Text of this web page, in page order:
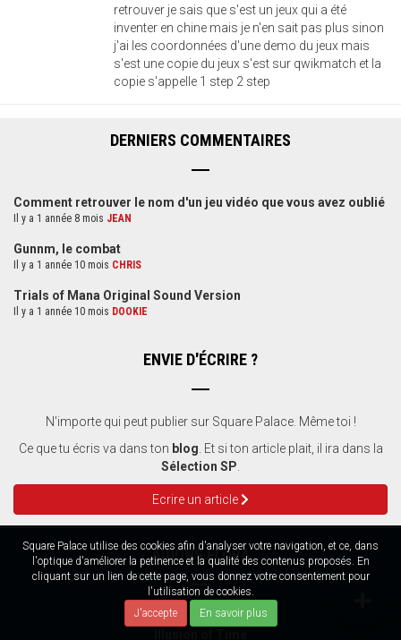
Square Palace utilise des cookies afin d'analyser votre navigation, et ce, dans
l'optique d'améliorer la petinence et la qualité des contenus proposés. En
cliquant sur un lien de cette page, vous donnez votre consentement pour
l'utilisation de cookies.
J'accepte
En savoir plus
retrouver je sais que s'est un jeux qui a été
inventer en chine mais je n'en sait pas plus sinon
j'ai les coordonnées d'une demo du jeux mais
s'est une copie du jeux s'est sur qwikmatch et la
copie s'appelle 1 step 2 step
DERNIERS COMMENTAIRES
Comment retrouver le nom d'un jeu vidéo que vous avez oublié
Il y a 1 année 8 mois JEAN
Gunnm, le combat
Il y a 1 année 10 mois CHRIS
Trials of Mana Original Sound Version
Il y a 1 année 10 mois DOOKIE
ENVIE D'ÉCRIRE ?
N'importe qui peut publier sur Square Palace. Même toi !
Ce que tu écris va dans ton blog . Et si ton article plait, il ira dans la
Sélection SP
Ecrire un article
AIDONS FLORA
La soluce de